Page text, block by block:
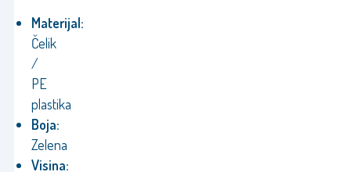
Materijal:
Čelik
/
PE
plastika
Boja:
Zelena
Visina: